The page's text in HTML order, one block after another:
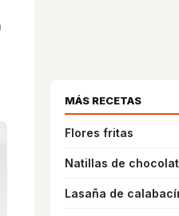
MÁS RECETAS
Flores fritas
Natillas de
Lasaña de